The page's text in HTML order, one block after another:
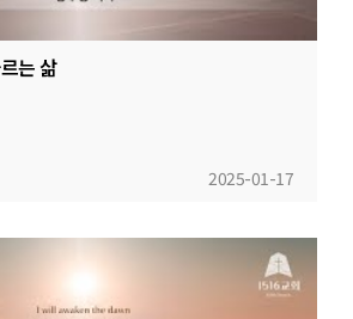
는 삶
2025-01-17